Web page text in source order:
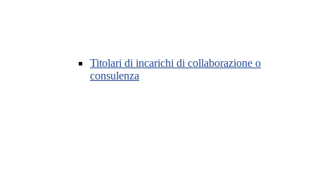
Titolari di incarichi di collaborazione o
consulenza